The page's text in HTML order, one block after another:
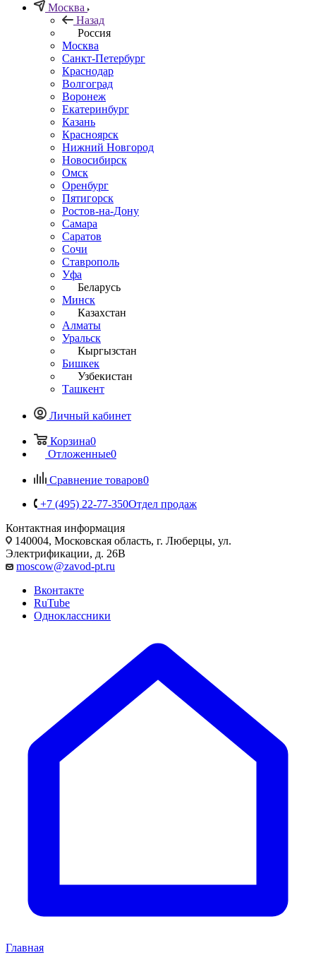
Москва
Назад
Россия
Москва
Санкт-Петербург
Краснодар
Волгоград
Воронеж
Екатеринбург
Казань
Красноярск
Нижний Новгород
Новосибирск
Омск
Оренбург
Пятигорск
Ростов-на-Дону
Самара
Саратов
Сочи
Ставрополь
Уфа
Беларусь
Минск
Казахстан
Алматы
Уральск
Кыргызстан
Бишкек
Узбекистан
Ташкент
Личный кабинет
Корзина0
Отложенные0
Сравнение товаров0
+7 (495) 22-77-350Отдел продаж
Контактная информация
140004, Московская область, г. Люберцы, ул.
Электрификации, д. 26В
moscow@zavod-pt.ru
Вконтакте
RuTube
Одноклассники
Главная